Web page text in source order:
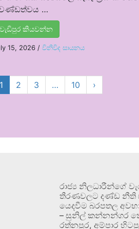
…
වැඩිපුර කියවන්න
15, 2026 / විනිවිද සායනය
1 2 3 … 10 ›
රාජ්‍ය නිලධාරීන්ගේ
තීරණවලට දණ්ඩ නීති
යෙදවීම බරපතල
– සුනිල් කන්නන්ගර
රත්නපුර, අම්පාර